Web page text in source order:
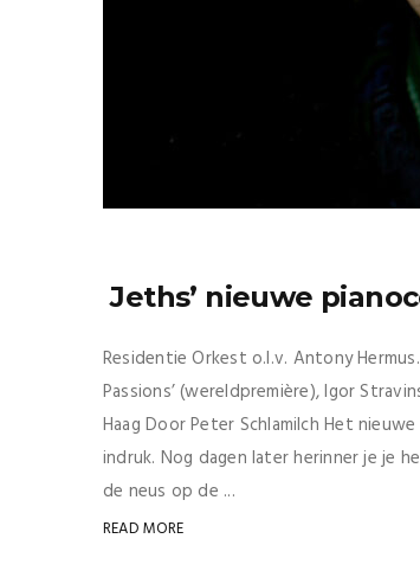
Jeths’ nieuwe
Residentie Orkest o.l.v. Antony
Passions’ (wereldpremière), Igor
Haag Door Peter Schlamilch Het
indruk. Nog dagen later herinner je je
de neus op de ...
READ MORE